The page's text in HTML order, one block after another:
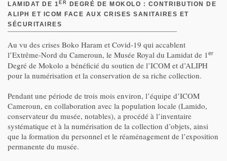
LAMIDAT DE 1 ER
DEGRÉ DE MOKOLO : CONTRIBUTION DE
ALIPH ET ICOM FACE AUX CRISES SANITAIRES ET
SÉCURITAIRES
Au vu des crises Boko Haram et Covid-19 qui accablent
l’Extrême-Nord du Cameroun, le Musée Royal du Lamidat de 1er
Degré de Mokolo a bénéficié du soutien de l’ICOM et d’ALIPH
pour la numérisation et la conservation de sa riche collection.
Pendant une période de trois mois environ, l’équipe d’ICOM
Cameroun, en collaboration avec la population locale (Lamido,
conservateur du musée, notables), a procédé à l’inventaire
systématique et à la numérisation de la collection d’objets, ainsi
que la formation du personnel et le réaménagement de l’exposition
permanente du musée.